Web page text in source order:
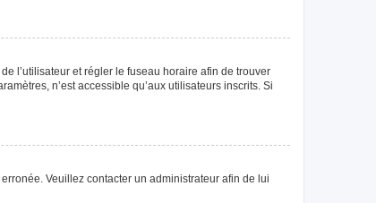
l’utilisateur et régler le fuseau horaire afin de trouver
n’est accessible qu’aux utilisateurs inscrits. Si
Veuillez contacter un administrateur afin de lui